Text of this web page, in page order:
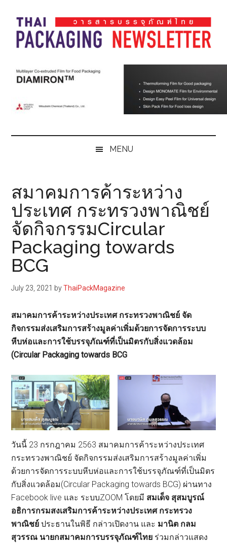
main
content
secondary
menu
primary
sidebar
footer
Thai
Pack
Magazine
Pack
MENU
สมาคมการค้าระหว่าง
ประเทศ กระทรวงพาณิชย์
จัดกิจกรรมCircular
Packaging towards
BCG
July 23, 2021 byThaiPackMagazine
สมาคมการค้าระหว่างประเทศ กระทรวงพาณิชย์ จัด
กิจกรรมส่งเสริมการสร้างมูลค่าเพิ่มด้วยการจัดการระบบ
หีบห่อและการใช้บรรจุภัณฑ์ที่เป็นมิตรกับสิ่งแวดล้อม
(Circular Packaging towards BCG
วันนี้ 23 กรกฎาคม 2563 สมาคมการค้าระหว่างประเทศ
กระทรวงพาณิชย์ จัดกิจกรรมส่งเสริมการสร้างมูลค่าเพิ่ม
ด้วยการจัดการระบบหีบห่อและการใช้บรรจุภัณฑ์ที่เป็นมิตร
กับสิ่งแวดล้อม(Circular Packaging towards BCG) ผ่านทาง
Facebook live และ ระบบZOOM โดยมี สมเด็จ สุสมบูรณ์
อธิการกรมสงเสริมการค้าระหว่างประเทศ กระทรวง
พาณิชย์ ประธานในพิธี กล่าวเปิดงาน และ มานิต กลม
สุวรรณ นายกสมาคมการบรรจุภัณฑ์ไทย ร่วมกล่าวแสดง